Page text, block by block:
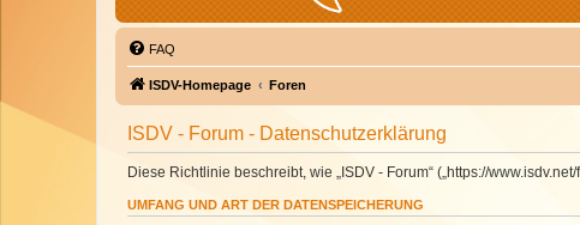
FAQ
ISDV-Homepage Foren
ISDV - Forum - Datenschutzerklärung
Diese Richtlinie beschreibt, wie „ISDV - Forum“ („https://
UMFANG UND ART DER DATENSPEICHERUNG